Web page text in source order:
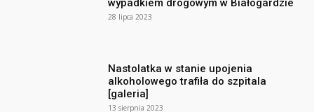
wypadkiem drogowym w Białogardzie
28 lipca 2023
Nastolatka w stanie upojenia
alkoholowego trafiła do szpitala
[galeria]
13 sierpnia 2023